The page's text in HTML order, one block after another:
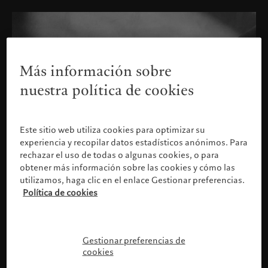
Más información sobre
nuestra política de cookies
Este sitio web utiliza cookies para optimizar su
experiencia y recopilar datos estadísticos anónimos. Para
rechazar el uso de todas o algunas cookies, o para
obtener más información sobre las cookies y cómo las
utilizamos, haga clic en el enlace Gestionar preferencias.
Política de cookies
Gestionar preferencias de
cookies